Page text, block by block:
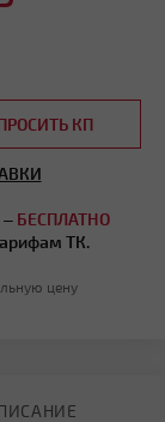
КП
– БЕСПЛАТНО
ТК.
цену